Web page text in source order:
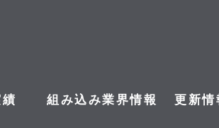
組み込み業界情報 更新情